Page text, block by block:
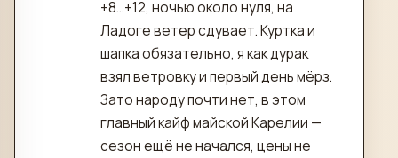
+8…+12, ночью около нуля, на
Ладоге ветер сдувает. Куртка и
шапка обязательно, я как дурак
взял ветровку и первый день мёрз.
Зато народу почти нет, в этом
главный кайф майской Карелии —
сезон ещё не начался, цены не